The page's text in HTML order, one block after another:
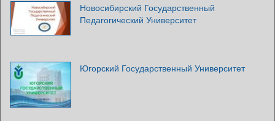
Новосибирский Государственный
Педагогический Университет
Югорский Государственный Университет